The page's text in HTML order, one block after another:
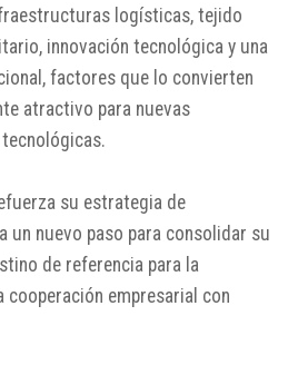
logísticas, tejido
innovación tecnológica y una
factores que lo convierten
atractivo para nuevas
su estrategia de
un nuevo paso para consolidar su
de referencia para la
cooperación empresarial con